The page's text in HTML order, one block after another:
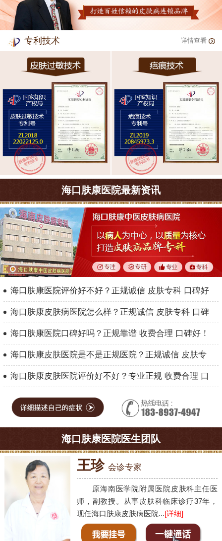
专利技术 详情查看
海口肤康医院最新资讯
海口肤康医院评价好不好？正规诚信 皮肤专科 口碑好
海口肤康皮肤病医院怎么样？正规诚信 皮肤专科 口碑
海口肤康医院口碑好吗？正规靠谱 收费合理 口碑好！
海口肤康皮肤医院是不是正规医院？正规诚信 皮肤专
海口肤康皮肤医院评价好不好？专业正规 收费合理 口
海口肤康医院医生团队
王珍 会诊专家
原海南医学院附属医院皮肤科主任医
师，副教授。从事皮肤科临床诊疗37年，
现任海口肤康皮肤病医院...[详细]